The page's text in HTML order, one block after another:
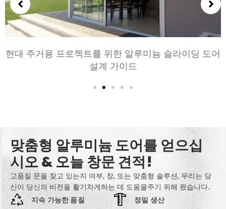
현대 주거용 프로젝트를 위한 알루미늄 슬라이딩 도어
설계 가이드
맞춤형 알루미늄 도어를 얻으십
시오 & 오늘 창문 견적!
고품질 문을 찾고 있는지 여부, 창, 또는 맞춤형 솔루션, 우리는 당
신이 당신의 비전을 활기차게하는 데 도움을주기 위해 왔습니다..
지속 가능한 품질
정밀 생산